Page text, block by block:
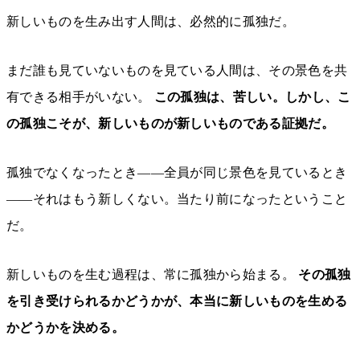
新しいものを生み出す人間は、必然的に孤独だ。
まだ誰も見ていないものを見ている人間は、その景色を共
有できる相手がいない。 この孤独は、苦しい。しかし、こ
の孤独こそが、新しいものが新しいものである証拠だ。
孤独でなくなったとき——全員が同じ景色を見ているとき
——それはもう新しくない。当たり前になったということ
だ。
新しいものを生む過程は、常に孤独から始まる。 その孤独
を引き受けられるかどうかが、本当に新しいものを生める
かどうかを決める。